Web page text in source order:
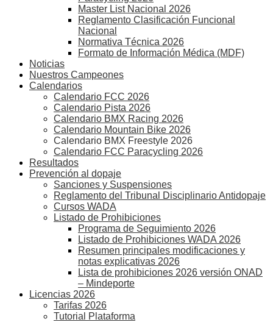
Master List Nacional 2026
Reglamento Clasificación Funcional
Nacional
Normativa Técnica 2026
Formato de Información Médica (MDF)
Noticias
Nuestros Campeones
Calendarios
Calendario FCC 2026
Calendario Pista 2026
Calendario BMX Racing 2026
Calendario Mountain Bike 2026
Calendario BMX Freestyle 2026
Calendario FCC Paracycling 2026
Resultados
Prevención al dopaje
Sanciones y Suspensiones
Reglamento del Tribunal Disciplinario Antidopaje
Cursos WADA
Listado de Prohibiciones
Programa de Seguimiento 2026
Listado de Prohibiciones WADA 2026
Resumen principales modificaciones y
notas explicativas 2026
Lista de prohibiciones 2026 versión ONAD
– Mindeporte
Licencias 2026
Tarifas 2026
Tutorial Plataforma